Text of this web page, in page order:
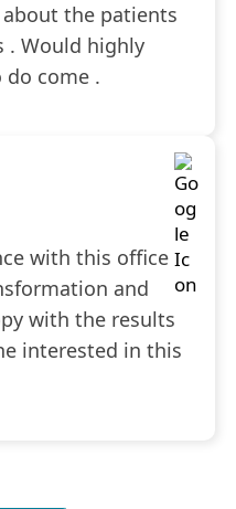
the patients
. Would highly
come .
with this office
and
with the results
interested in this